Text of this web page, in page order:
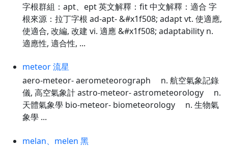
字根群組：apt、ept 英文解釋：fit 中文解釋：適合 字
根來源：拉丁字根 ad-apt- &#x1f508; adapt vt. 使適應,
使適合, 改編, 改建 vi. 適應 &#x1f508; adaptability n.
適應性, 適合性, ...
meteor 流星
aero-meteor- aerometeorograph n. 航空氣象記錄
儀, 高空氣象計 astro-meteor- astrometeorology n.
天體氣象學 bio-meteor- biometeorology n. 生物氣
象學 ...
melan、melen 黑